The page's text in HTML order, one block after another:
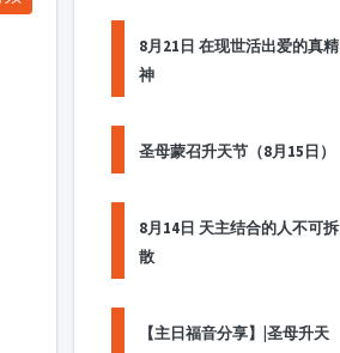
8月21日 在现世活出爱的真精
神
圣母蒙召升天节（8月15日）
8月14日 天主结合的人不可拆
散
【主日福音分享】|圣母升天